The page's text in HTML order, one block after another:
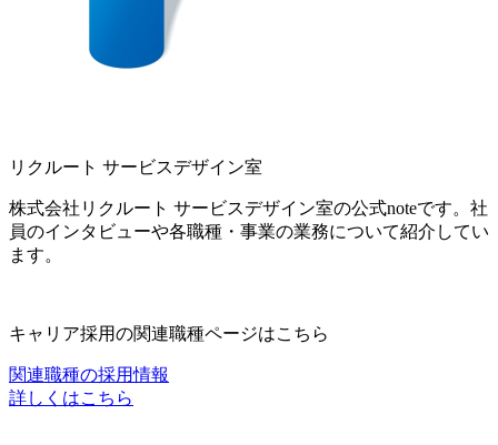
リクルート サービスデザイン室
株式会社リクルート サービスデザイン室の公式noteです。社
員のインタビューや各職種・事業の業務について紹介してい
ます。
キャリア採用の関連職種ページはこちら
関連職種の採用情報
詳しくはこちら